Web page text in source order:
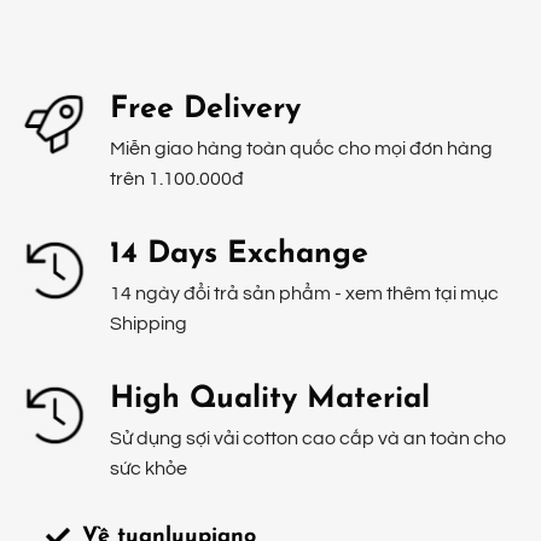
Free Delivery
Miễn giao hàng toàn quốc cho mọi đơn hàng
trên 1.100.000đ
14 Days Exchange
14 ngày đổi trả sản phẩm - xem thêm tại mục
Shipping
High Quality Material
Sử dụng sợi vải cotton cao cấp và an toàn cho
sức khỏe